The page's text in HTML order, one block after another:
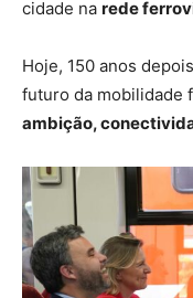
cidade na rede
Hoje, 150 anos
futuro da mobilidade
ambição,